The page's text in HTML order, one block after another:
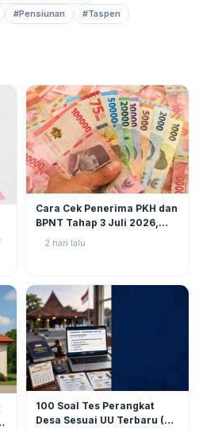
#Pensiunan #Taspen
Cara Cek Penerima PKH dan
BPNT Tahap 3 Juli 2026,
Bansos Sudah Mulai Cair!
2 hari lalu
100 Soal Tes Perangkat
Desa Sesuai UU Terbaru (UU